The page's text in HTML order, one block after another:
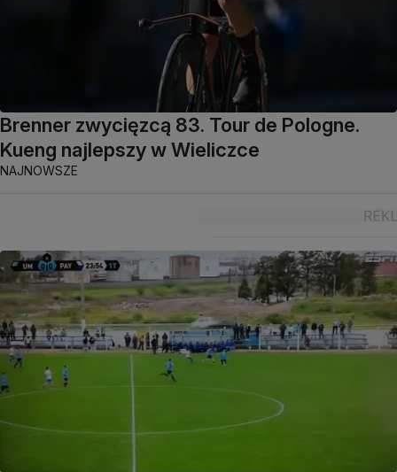
Brenner zwycięzcą 83. Tour de Pologne.
Kueng najlepszy w Wieliczce
NAJNOWSZE